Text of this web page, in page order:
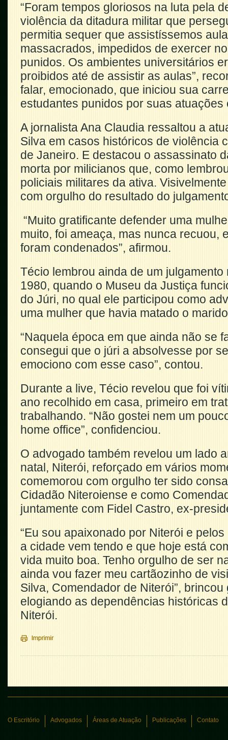
“Foram tempos gloriosos na luta pela
violência da ditadura militar que
permitia sequer que assistíssemos
massacrados, impedidos de exercer
punidos. Os ambientes universitários
proibidos até de assistir as aulas”,
falar, emocionado, que iniciou sua
estudantes punidos por suas
A jornalista Ana Claudia ressaltou a
Silva em casos históricos de violência
de Janeiro. E destacou o assassinato
morta por milicianos que, como
policiais militares da ativa.
com orgulho do resultado do
“Muito gratificante defender uma
muito, foi ameaça, mas nunca recuou,
foram condenados”, afirmou.
Técio lembrou ainda de um
1980, quando o Museu da Justiça
do Júri, no qual ele participou como
uma mulher que havia matado o
“Naquela época em que ainda não se
consegui que o júri a absolvesse por
emociono com esse caso”, contou.
Durante a live, Técio revelou que foi
ano recolhido em casa, primeiro em
trabalhando. “Não gostei nem um
home office”, confidenciou.
O advogado também revelou um lado
natal, Niterói, reforçado em vários
comemorou com orgulho ter sido
Cidadão Niteroiense e como
juntamente com Fidel Castro, ex-
“Eu sou apaixonado por Niterói e
a cidade vem tendo e que hoje está
vida muito boa. Tenho orgulho de ser
ainda vou fazer meu cartãozinho de
Silva, Comendador de Niterói”,
elogiando as dependências históricas
Niterói.
O Escritório Advogados Áreas de Atuação Publicações Contato